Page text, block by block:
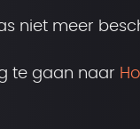
niet meer
te gaan naar